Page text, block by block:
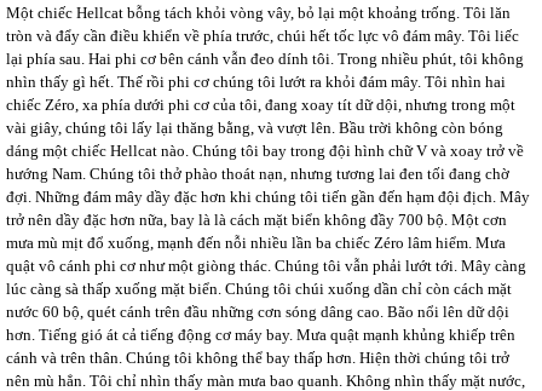
Một chiếc Hellcat bỗng tách khỏi vòng vây, bỏ lại một khoảng trống. Tôi lăn
tròn và đẩy cần điều khiển về phía trước, chúi hết tốc lực vô đám mây. Tôi liếc
lại phía sau. Hai phi cơ bên cánh vẫn đeo dính tôi. Trong nhiều phút, tôi không
nhìn thấy gì hết. Thế rồi phi cơ chúng tôi lướt ra khỏi đám mây. Tôi nhìn hai
chiếc Zéro, xa phía dưới phi cơ của tôi, đang xoay tít dữ dội, nhưng trong một
vài giây, chúng tôi lấy lại thăng bằng, và vượt lên. Bầu trời không còn bóng
dáng một chiếc Hellcat nào. Chúng tôi bay trong đội hình chữ V và xoay trở về
hướng Nam. Chúng tôi thở phào thoát nạn, nhưng tương lai đen tối đang chờ
đợi. Những đám mây dầy đặc hơn khi chúng tôi tiến gần đến hạm đội địch. Mây
trở nên dầy đặc hơn nữa, bay là là cách mặt biển không đầy 700 bộ. Một cơn
mưa mù mịt đổ xuống, mạnh đến nỗi nhiều lần ba chiếc Zéro lâm hiểm. Mưa
quật vô cánh phi cơ như một giòng thác. Chúng tôi vẫn phải lướt tới. Mây càng
lúc càng sà thấp xuống mặt biển. Chúng tôi chúi xuống dần chỉ còn cách mặt
nước 60 bộ, quét cánh trên đầu những cơn sóng dâng cao. Bão nổi lên dữ dội
hơn. Tiếng gió át cả tiếng động cơ máy bay. Mưa quật mạnh khủng khiếp trên
cánh và trên thân. Chúng tôi không thể bay thấp hơn. Hiện thời chúng tôi trở
nên mù hẳn. Tôi chỉ nhìn thấy màn mưa bao quanh. Không nhìn thấy mặt nước,